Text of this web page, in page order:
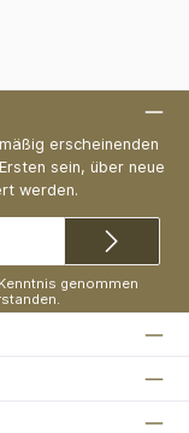
erscheinenden
sein, über neue
werden.
genommen